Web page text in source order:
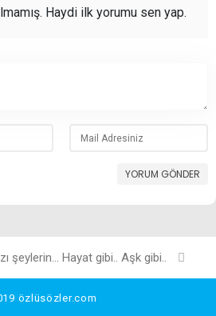
Haydi ilk yorumu sen yap.
YORUM GÖNDER
şeylerin... Hayat gibi.. Aşk gibi..
özlüsözler.com